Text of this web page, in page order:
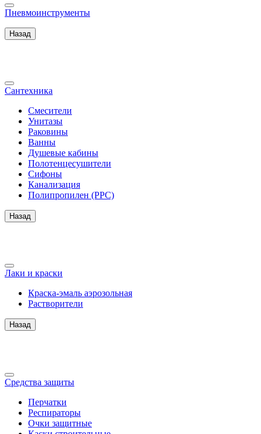
Пневмоинструменты
Назад
Сантехника
Смесители
Унитазы
Раковины
Ванны
Душевые кабины
Полотенцесушители
Сифоны
Канализация
Полипропилен (PPC)
Назад
Лаки и краски
Краска-эмаль аэрозольная
Растворители
Назад
Средства защиты
Перчатки
Респираторы
Очки защитные